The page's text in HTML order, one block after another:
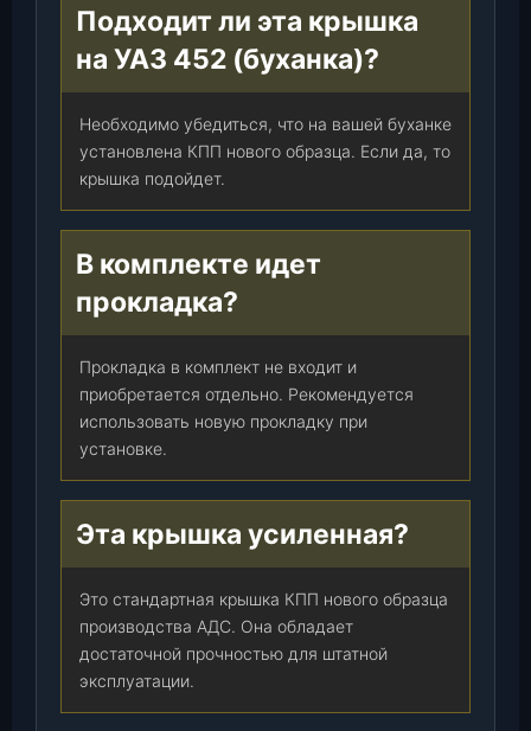
Подходит ли эта крышка
на УАЗ 452 (буханка)?
Необходимо убедиться, что на вашей буханке
установлена КПП нового образца. Если да, то
крышка подойдет.
В комплекте идет
прокладка?
Прокладка в комплект не входит и
приобретается отдельно. Рекомендуется
использовать новую прокладку при
установке.
Эта крышка усиленная?
Это стандартная крышка КПП нового образца
производства АДС. Она обладает
достаточной прочностью для штатной
эксплуатации.